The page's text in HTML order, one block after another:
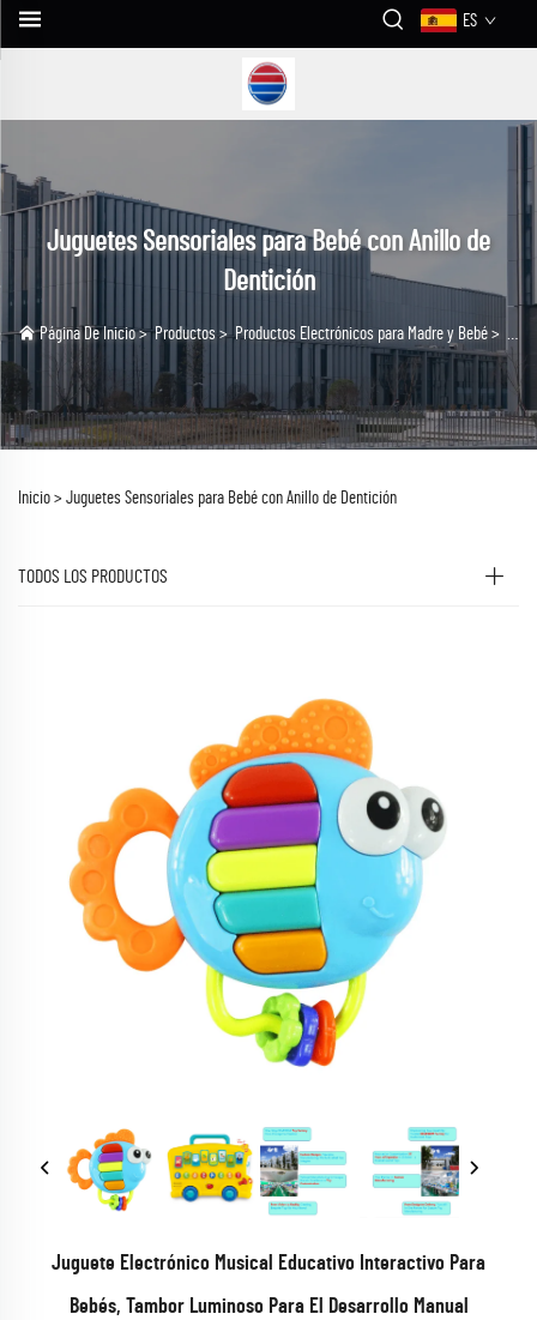
ES
Juguetes Sensoriales para Bebé con Anillo de
Dentición
Página De Inicio>Productos >Productos Electrónicos para Madre y Bebé >
Inicio > Juguetes Sensoriales para Bebé con Anillo de Dentición
TODOS LOS PRODUCTOS
Juguete Electrónico Musical Educativo Interactivo Para
Bebés, Tambor Luminoso Para El Desarrollo Manual